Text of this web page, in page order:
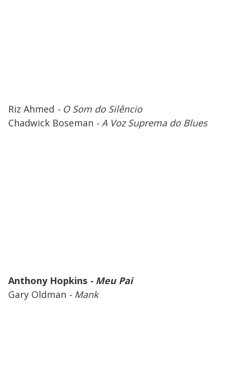
Riz Ahmed - O Som do Silêncio
Chadwick Boseman - A Voz Suprema do Blues
Anthony Hopkins - Meu Pai
Gary Oldman - Mank